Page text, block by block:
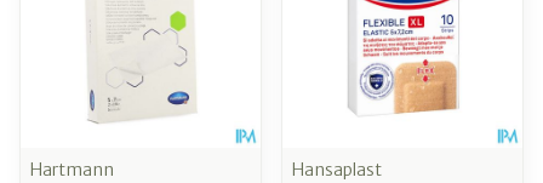
Hartmann
Hansaplast